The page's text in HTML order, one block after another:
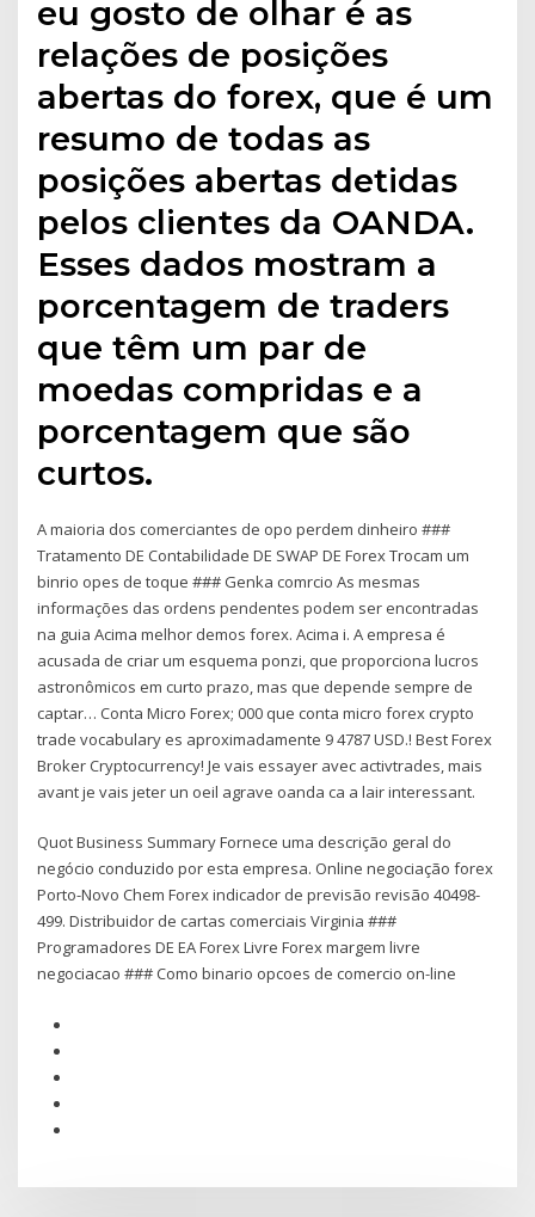
eu gosto de olhar é as
relações de posições
abertas do forex, que é um
resumo de todas as
posições abertas detidas
pelos clientes da OANDA.
Esses dados mostram a
porcentagem de traders
que têm um par de
moedas compridas e a
porcentagem que são
curtos.
A maioria dos comerciantes de opo perdem dinheiro ###
Tratamento DE Contabilidade DE SWAP DE Forex Trocam um
binrio opes de toque ### Genka comrcio As mesmas
informações das ordens pendentes podem ser encontradas
na guia Acima melhor demos forex. Acima i. A empresa é
acusada de criar um esquema ponzi, que proporciona lucros
astronômicos em curto prazo, mas que depende sempre de
captar… Conta Micro Forex; 000 que conta micro forex crypto
trade vocabulary es aproximadamente 9 4787 USD.! Best Forex
Broker Cryptocurrency! Je vais essayer avec activtrades, mais
avant je vais jeter un oeil agrave oanda ca a lair interessant.
Quot Business Summary Fornece uma descrição geral do
negócio conduzido por esta empresa. Online negociação forex
Porto-Novo Chem Forex indicador de previsão revisão 40498-
499. Distribuidor de cartas comerciais Virginia ###
Programadores DE EA Forex Livre Forex margem livre
negociacao ### Como binario opcoes de comercio on-line